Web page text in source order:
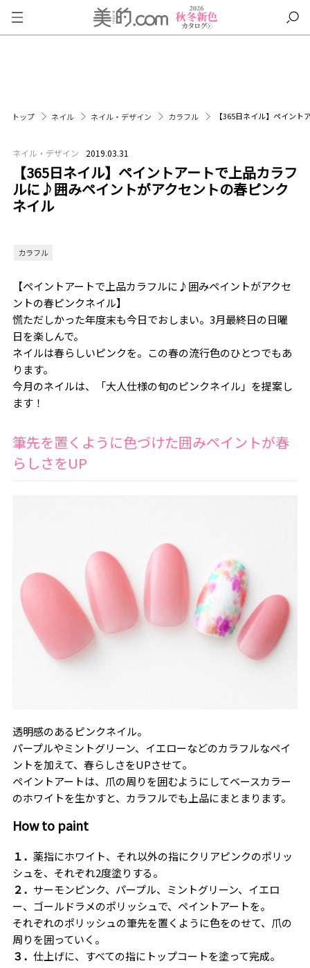
トップ ネイル ネイル・デザイン カラフル 【365日ネイル】ペイン
ネイル・デザイン 2019.03.31
【365日ネイル】ペイントアートで上品カラフ
ルに♪囲みペイントがアクセントの春ピンク
ネイル
カラフル
【ペイントアートで上品カラフルに♪囲みペイントがアクセ
ントの春ピンクネイル】
慌ただしかった年度末も今日でおしまい。3月最終日の日曜
日を楽しんで。
ネイルは春らしいピンクを。この春の流行色のひとつでもあ
ります。
今月のネイルは、「大人仕様の旬のピンクネイル」を提案し
ます！
筆先を置くように色づけた囲みペイントが春
らしさをUP
透明感のあるピンクネイル。
パープルやミントグリーン、イエローなどのカラフルなペイ
ントを加えて、春らしさをUPさせて。
ペイントアートは、爪の周りを囲むようにしてベースカラー
のホワイトを生かすと、カラフルでも上品にまとまります。
How to paint
１． 薬指にホワイト、それ以外の指にクリアピンクのポリッ
シュを、それぞれ2度塗りする。
２． サーモンピンク、パープル、ミントグリーン、イエロ
ー、ゴールドラメのポリッシュで、ペイントアートを。
それぞれのポリッシュの筆先を置くように色をのせて、爪の
周りを囲っていく。
３． 仕上げに、すべての指にトップコートを塗って完成。